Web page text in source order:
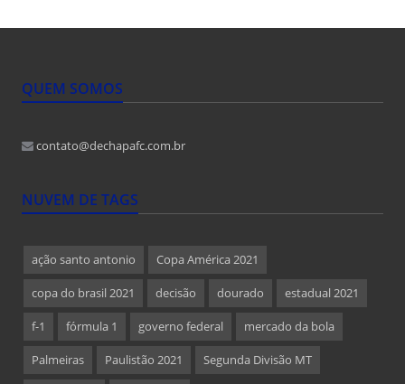
QUEM SOMOS
contato@dechapafc.com.br
NUVEM DE TAGS
ação santo antonio Copa América 2021
copa do brasil 2021 decisão dourado estadual 2021
f-1 fórmula 1 governo federal mercado da bola
Palmeiras Paulistão 2021 Segunda Divisão MT